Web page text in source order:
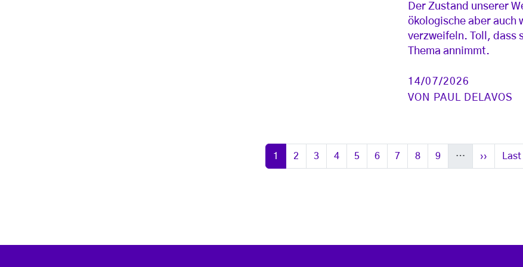
Der Zustand unserer
ökologische aber auch
verzweifeln. Toll, dass
Thema annimmt.
14/07/2026
VON
PAUL DELAVOS
Seite
1 Seite
2 Seite
3 Seite
4 Seite
5 Seite
6 Seite
7 Seite
8 Seite
9 … Nächste
›› Last